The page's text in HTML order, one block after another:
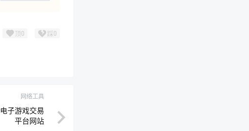
顶0 踩0
网络工具
子游戏交易
平台网站